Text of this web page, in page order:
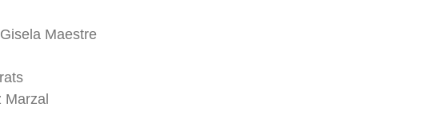
Maestre
Marzal